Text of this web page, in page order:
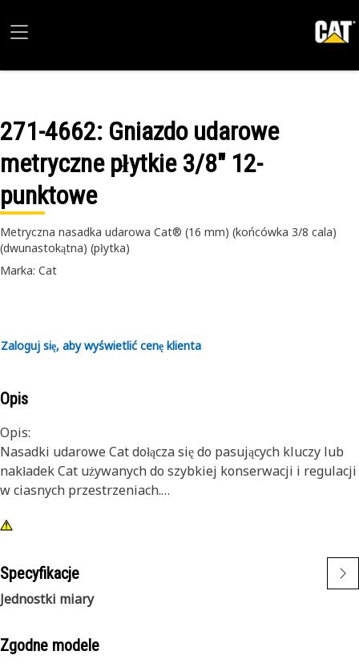
271-4662: Gniazdo udarowe
metryczne płytkie 3/8" 12-
punktowe
Metryczna nasadka udarowa Cat® (16 mm) (końcówka 3/8 cala)
(dwunastokątna) (płytka)
Marka: Cat
Zaloguj się, aby wyświetlić cenę klienta
Opis
Opis:
Nasadki udarowe Cat dołącza się do pasujących kluczy lub
nakładek Cat używanych do szybkiej konserwacji i regulacji
w ciasnych przestrzeniach.
Cechy:
• Mała głębokość
• Końcówka kwadratowa 3/8 cala
• Czernione wykończenie
Specyfikacje
Jednostki miary
Zgodne modele